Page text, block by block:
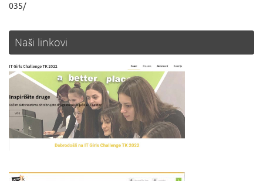
035/
Naši linkovi